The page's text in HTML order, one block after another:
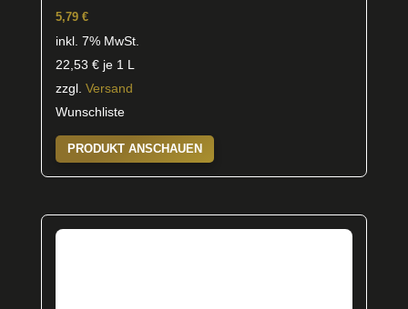
5,79 €
inkl. 7% MwSt.
22,53 €je 1 L
zzgl. Versand
Wunschliste
PRODUKT ANSCHAUEN